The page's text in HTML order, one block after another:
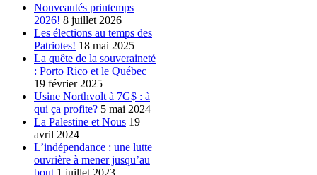
Nouveautés printemps
2026! 8 juillet 2026
Les élections au temps des
Patriotes! 18 mai 2025
La quête de la souveraineté
: Porto Rico et le Québec
19 février 2025
Usine Northvolt à 7G$ : à
qui ça profite? 5 mai 2024
La Palestine et Nous 19
avril 2024
L’indépendance : une lutte
ouvrière à mener jusqu’au
bout 1 juillet 2023